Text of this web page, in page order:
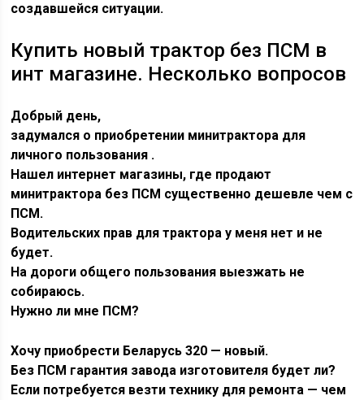
создавшейся ситуации.
Купить новый трактор без ПСМ в
инт магазине. Несколько вопросов
Добрый день,
задумался о приобретении минитрактора для
личного пользования .
Нашел интернет магазины, где продают
минитрактора без ПСМ существенно дешевле чем с
ПСМ.
Водительских прав для трактора у меня нет и не
будет.
На дороги общего пользования выезжать не
собираюсь.
Нужно ли мне ПСМ?
Хочу приобрести Беларусь 320 — новый.
Без ПСМ гарантия завода изготовителя будет ли?
Если потребуется везти технику для ремонта — чем